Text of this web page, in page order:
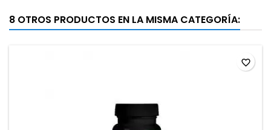
8 OTROS PRODUCTOS EN LA MISMA CATEGORÍA:
favorite_border